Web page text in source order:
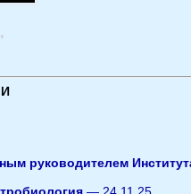
руководителем